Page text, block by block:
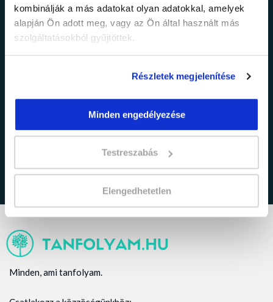
kombinálják a más adatokat olyan adatokkal, amelyek
alapján Ön adott meg, vagy az Ön által használt más
szolgáltatásokból gyűjtöttek.
Részletek megjelenítése
Minden engedélyezése
Testreszabás
Elengedhetetlen
adatkezelési tájékoztatóban
Minden, ami tanfolyam.